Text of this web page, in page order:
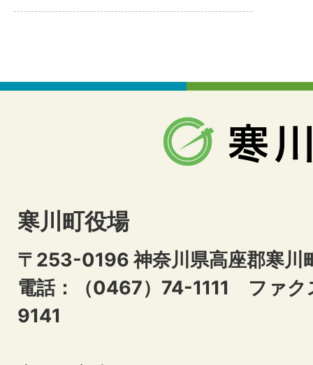
寒川町役場
〒253-0196 神奈川県高座郡寒川
電話：（0467）74-1111 ファ
9141